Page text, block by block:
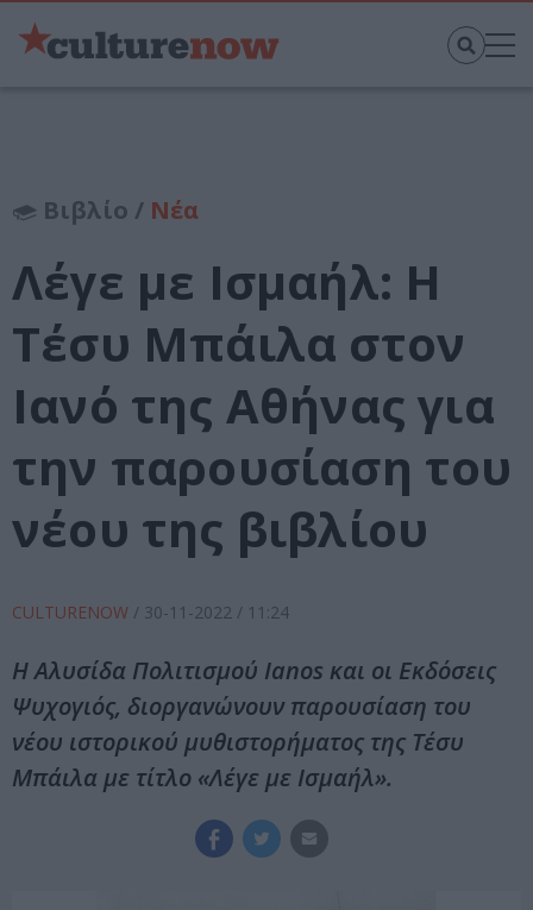
Βιβλίο / Νέα
Λέγε με Ισμαήλ: Η
Τέσυ Μπάιλα στον
Ιανό της Αθήνας για
την παρουσίαση του
νέου της βιβλίου
CULTURENOW / 30-11-2022 / 11:24
Η Αλυσίδα Πολιτισμού Ianos και οι Εκδόσεις
Ψυχογιός, διοργανώνουν παρουσίαση του
νέου ιστορικού μυθιστορήματος της Τέσυ
Μπάιλα με τίτλο «Λέγε με Ισμαήλ».